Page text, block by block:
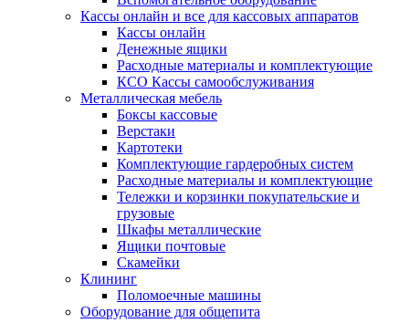
Кассы онлайн и все для кассовых аппаратов
Кассы онлайн
Денежные ящики
Расходные материалы и комплектующие
КСО Кассы самообслуживания
Металлическая мебель
Боксы кассовые
Верстаки
Картотеки
Комплектующие гардеробных систем
Расходные материалы и комплектующие
Тележки и корзинки покупательские и
грузовые
Шкафы металлические
Ящики почтовые
Скамейки
Клининг
Поломоечные машины
Оборудование для общепита